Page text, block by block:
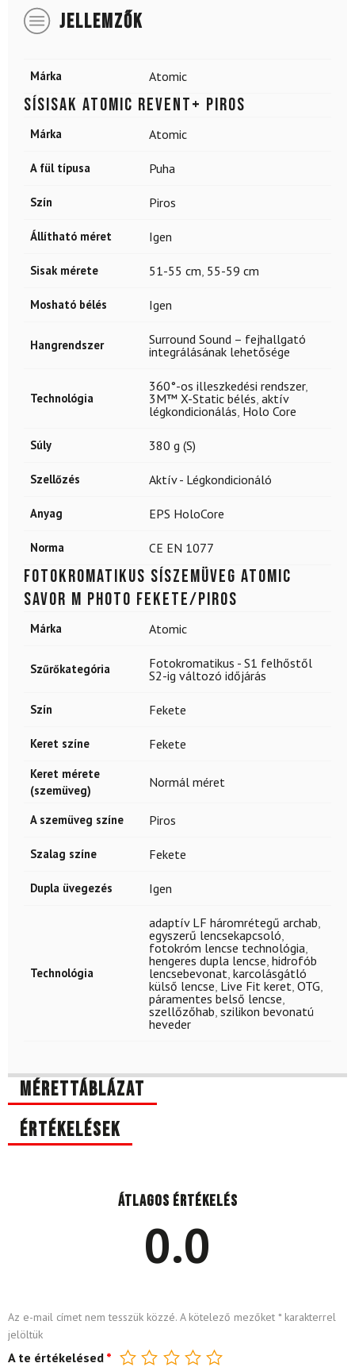
JELLEMZŐK
Márka Atomic
Sísisak ATOMIC Revent+ Piros
Márka Atomic
A fül típusa Puha
Szín Piros
Állítható méret Igen
Sisak mérete 51-55 cm, 55-59 cm
Mosható bélés Igen
Hangrendszer
Surround Sound – fejhallgató
integrálásának lehetősége
Technológia
360°-os illeszkedési rendszer,
3M™ X-Static bélés, aktív
légkondicionálás, Holo Core
Súly 380 g (S)
Szellőzés Aktív - Légkondicionáló
Anyag EPS HoloCore
Norma CE EN 1077
Fotokromatikus síszemüveg ATOMIC
Savor M Photo Fekete/piros
Márka Atomic
Szűrőkategória
Fotokromatikus - S1 felhőstől
S2-ig változó időjárás
Szín Fekete
Keret színe Fekete
Keret mérete
(szemüveg)
Normál méret
A szemüveg színe Piros
Szalag színe Fekete
Dupla üvegezés Igen
Technológia
adaptív LF háromrétegű archab,
egyszerű lencsekapcsoló,
fotokróm lencse technológia,
hengeres dupla lencse, hidrofób
lencsebevonat, karcolásgátló
külső lencse, Live Fit keret, OTG,
páramentes belső lencse,
szellőzőhab, szilikon bevonatú
heveder
Mérettáblázat
Értékelések
Átlagos értékelés
0.0
Az e-mail címet nem tesszük közzé. A kötelező mezőket *karakterrel
jelöltük
A te értékelésed *